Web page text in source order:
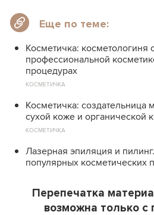
Еще по теме:
Косметичка: косметологиня
профессиональной
процедурах
КОСМЕТИЧКА
Косметичка: создательница
сухой коже и органической
КОСМЕТИЧКА
Лазерная эпиляция и
популярных косметических
Перепечатка
возможна только с